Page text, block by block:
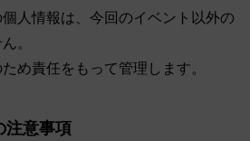
人情報は、今回のイベント以外の
。
め責任をもって管理します。
注意事項